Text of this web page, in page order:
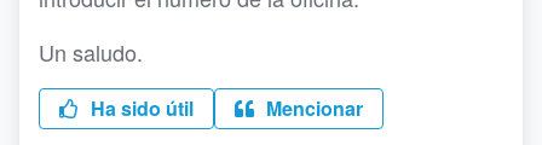
Un saludo.
Ha sido útil Mencionar